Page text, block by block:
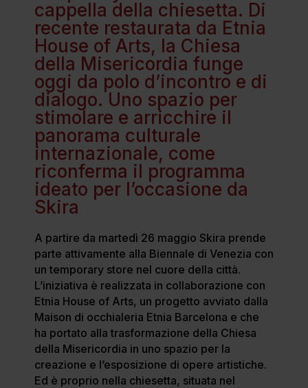
cappella della chiesetta. Di
recente restaurata da Etnia
House of Arts, la Chiesa
della Misericordia funge
oggi da polo d’incontro e di
dialogo. Uno spazio per
stimolare e arricchire il
panorama culturale
internazionale, come
riconferma il programma
ideato per l’occasione da
Skira
A partire da martedì 26 maggio Skira prende
parte attivamente alla Biennale di Venezia con
un temporary store nel cuore della città.
L’iniziativa è realizzata in collaborazione con
Etnia House of Arts, un progetto avviato dalla
Maison di occhialeria Etnia Barcelona e che
ha portato alla trasformazione della Chiesa
della Misericordia in uno spazio per la
creazione e l’esposizione di opere artistiche.
Ed è proprio nella chiesetta, situata nel